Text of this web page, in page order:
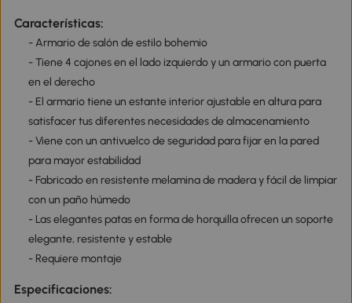
Características:
- Armario de salón de estilo bohemio
- Tiene 4 cajones en el lado izquierdo y un armario con puerta
en el derecho
- El armario tiene un estante interior ajustable en altura para
satisfacer tus diferentes necesidades de almacenamiento
- Viene con un antivuelco de seguridad para fijar en la pared
para mayor estabilidad
- Fabricado en resistente melamina de madera y fácil de limpiar
con un paño húmedo
- Las elegantes patas en forma de horquilla ofrecen un soporte
elegante, resistente y estable
- Requiere montaje
Especificaciones: